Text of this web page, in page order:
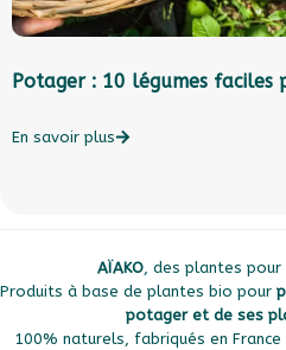
Potager : 10 légumes faciles
En savoir plus
AÏAKO, des plantes
Produits à base de plantes bio pour
potager et de ses
100% naturels, fabriqués en